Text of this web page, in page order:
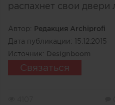
распахнет свои двери
Автор: Редакция Archiprofi
Дата публикации: 15.12.2015
Источник: Designboom
Связаться